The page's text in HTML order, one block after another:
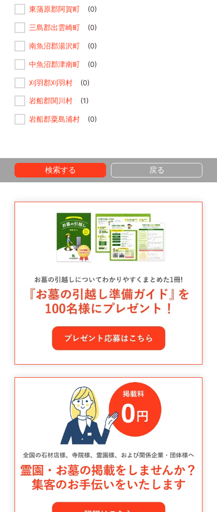
東蒲原郡阿賀町 (0)
三島郡出雲崎町 (0)
南魚沼郡湯沢町 (0)
中魚沼郡津南町 (0)
刈羽郡刈羽村 (0)
岩船郡関川村 (1)
岩船郡粟島浦村 (0)
検索する 戻る